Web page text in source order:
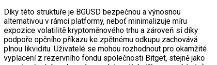
Díky této struktuře je BGUSD bezpečnou a výnosnou
alternativou v rámci platformy, neboť minimalizuje míru
expozice volatilitě kryptoměnového trhu a zároveň si díky
podpoře opčního příkazu ke zpětnému odkupu zachovává
plnou likviditu. Uživatelé se mohou rozhodnout pro okamžité
vyplacení z rezervního fondu společnosti Bitget, stejně jako